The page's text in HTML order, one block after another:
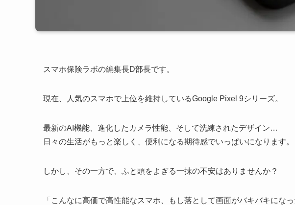
スマホ保険ラボの編集長D部長です。
現在、人気のスマホで上位を維持しているGoogle Pixel 9シリーズ。
最新のAI機能、進化したカメラ性能、そして洗練されたデザイン…
日々の生活がもっと楽しく、便利になる期待感でいっぱいになります。
しかし、その一方で、ふと頭をよぎる一抹の不安はありませんか？
「こんなに高価で高性能なスマホ、もし落として画面がバキバキにな